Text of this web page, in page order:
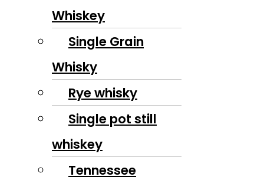
Whiskey
Single Grain
Whisky
Rye whisky
Single pot still
whiskey
Tennessee